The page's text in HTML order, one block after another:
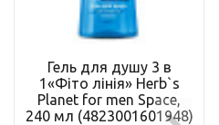
Гель для душу 3 в
1«Фіто лінія» Herb`s
Planet for mеn Space,
240 мл (4823001601948)